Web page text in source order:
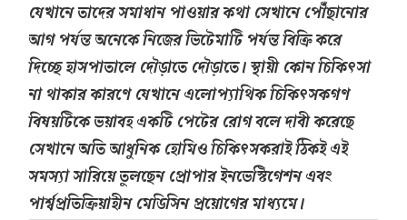
যেখানে তাদের সমাধান পাওয়ার কথা সেখানে পৌঁছানোর
আগ পর্যন্ত অনেকে নিজের ভিটেমাটি পর্যন্ত বিক্রি করে
দিচ্ছে হাসপাতালে দৌড়াতে দৌড়াতে। স্থায়ী কোন চিকিৎসা
না থাকার কারণে যেখানে এলোপ্যাথিক চিকিৎসকগণ
বিষয়টিকে ভয়াবহ একটি পেটের রোগ বলে দাবী করেছে
সেখানে অতি আধুনিক হোমিও চিকিৎসকরাই ঠিকই এই
সমস্যা সারিয়ে তুলছেন প্রোপার ইনভেস্টিগেশন এবং
পার্শ্বপ্রতিক্রিয়াহীন মেডিসিন প্রয়োগের মাধ্যমে।